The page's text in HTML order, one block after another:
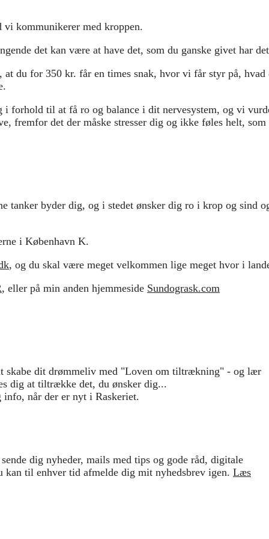
vi kommunikerer med kroppen.
det kan være at have det, som du ganske givet har
at du for 350 kr. får en times snak, hvor vi får styr på,
forhold til at få ro og balance i dit nervesystem, og vi
fremfor det der måske stresser dig og ikke føles helt,
byder dig, og i stedet ønsker dig ro i krop og sind
i København K.
, og du skal være meget velkommen lige meget hvor i
, eller på min anden hjemmeside Sundogrask.com
skabe dit drømmeliv med "Loven om tiltrækning" - og lær
dig at tiltrække det, du ønsker dig...
når der er nyt i Raskeriet.
dig nyheder, mails med tips og gode råd, digitale
kan til enhver tid afmelde dig mit nyhedsbrev igen. Læs